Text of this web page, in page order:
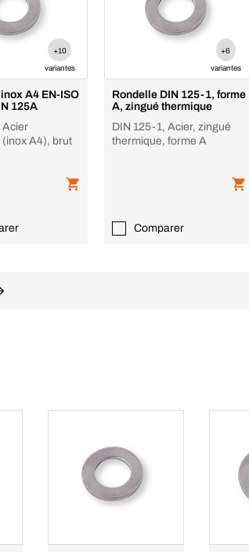
+10
variantes
A4 EN-ISO
125A
Acier
A4), brut
+6
variantes
Rondelle DIN 125-1, forme
A, zingué thermique
DIN 125-1, Acier, zingué
thermique, forme A
Comparer